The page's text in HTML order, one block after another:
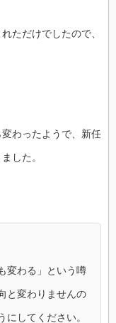
ただけでしたので、
わったようで、新任
した。
変わる」という噂
と変わりませんの
してください。